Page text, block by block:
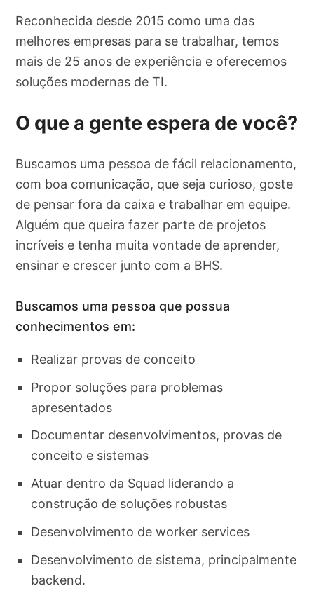
Reconhecida desde 2015 como uma das
melhores empresas para se trabalhar, temos
mais de 25 anos de experiência e oferecemos
soluções modernas de TI.
O que a gente espera de você?
Buscamos uma pessoa de fácil relacionamento,
com boa comunicação, que seja curioso, goste
de pensar fora da caixa e trabalhar em equipe.
Alguém que queira fazer parte de projetos
incríveis e tenha muita vontade de aprender,
ensinar e crescer junto com a BHS.
Buscamos uma pessoa que possua
conhecimentos em:
Realizar provas de conceito
Propor soluções para problemas
apresentados
Documentar desenvolvimentos, provas de
conceito e sistemas
Atuar dentro da Squad liderando a
construção de soluções robustas
Desenvolvimento de worker services
Desenvolvimento de sistema, principalmente
backend.